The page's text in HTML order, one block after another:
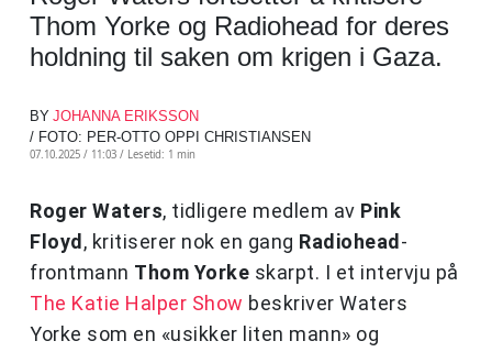
Thom Yorke og Radiohead for deres
holdning til saken om krigen i Gaza.
BY JOHANNA ERIKSSON
/ FOTO: PER-OTTO OPPI CHRISTIANSEN
07.10.2025 / 11:03 / Lesetid: 1 min
Roger Waters, tidligere medlem av Pink
Floyd , kritiserer nok en gang Radiohead -
frontmann Thom Yorke skarpt. I et intervju på
The Katie Halper Show beskriver Waters
Yorke som en «usikker liten mann» og